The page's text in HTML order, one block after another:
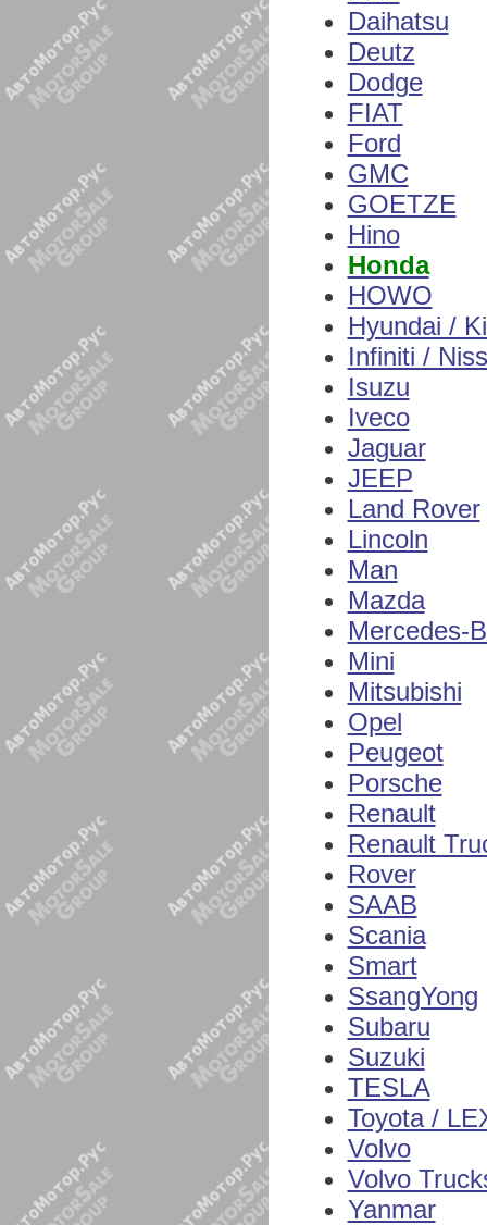
Daihatsu
Deutz
Dodge
FIAT
Ford
GMC
GOETZE
Hino
Honda
HOWO
Hyundai /
Infiniti /
Isuzu
Iveco
Jaguar
JEEP
Land Rover
Lincoln
Man
Mazda
Mercedes-
Mini
Mitsubishi
Opel
Peugeot
Porsche
Renault
Renault
Rover
SAAB
Scania
Smart
SsangYong
Subaru
Suzuki
TESLA
Toyota /
Volvo
Volvo
Yanmar